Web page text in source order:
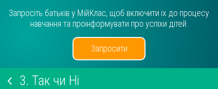
Запросіть батьків у МійКлас, щоб включити їх до процесу
навчання та проінформувати про успіхи дітей.
Запросити
3. Так чи Ні